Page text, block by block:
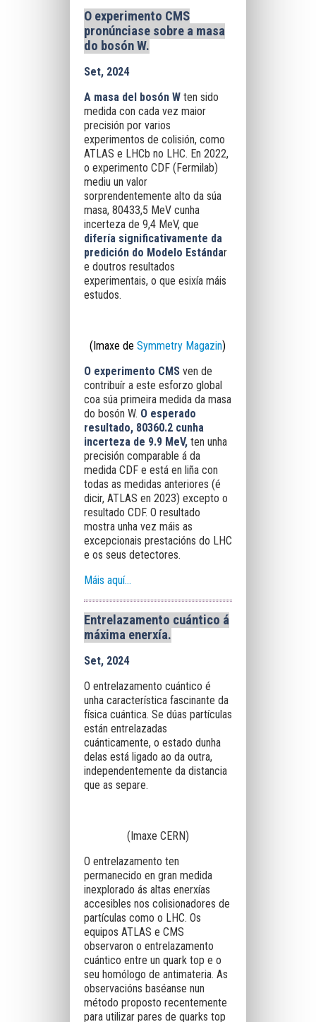
O experimento CMS
pronúnciase sobre a masa
do bosón W.
Set, 2024
A masa del bosón W ten sido
medida con cada vez maior
precisión por varios
experimentos de colisión, como
ATLAS e LHCb no LHC. En 2022,
o experimento CDF (Fermilab)
mediu un valor
sorprendentemente alto da súa
masa, 80433,5 MeV cunha
incerteza de 9,4 MeV, que
difería significativamente da
predición do Modelo Estándar
e doutros resultados
experimentais, o que esixía máis
estudos.
(Imaxe deSymmetry Magazin)
O experimento CMSven de
contribuír a este esforzo global
coa súa primeira medida da masa
do bosón W. O esperado
resultado, 80360.2 cunha
incerteza de 9.9 MeV,ten unha
precisión comparable á da
medida CDF e está en liña con
todas as medidas anteriores (é
dicir, ATLAS en 2023) excepto o
resultado CDF. O resultado
mostra unha vez máis as
excepcionais prestacións do LHC
e os seus detectores.
Máis aquí...
Entrelazamento cuántico á
máxima enerxía.
Set, 2024
O entrelazamento cuántico é
unha característica fascinante da
física cuántica. Se dúas partículas
están entrelazadas
cuánticamente, o estado dunha
delas está ligado ao da outra,
independentemente da distancia
que as separe.
(Imaxe CERN)
O entrelazamento ten
permanecido en gran medida
inexplorado ás altas enerxías
accesibles nos colisionadores de
partículas como o LHC. Os
equipos ATLAS e CMS
observaron o entrelazamento
cuántico entre un quark top e o
seu homólogo de antimateria. As
observacións baséanse nun
método proposto recentemente
para utilizar pares de quarks top